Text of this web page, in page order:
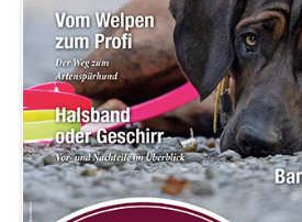
Downloads
Partner
Multimedia
Audios: BHV Podcast
Videos: Online-
BHV Service UG
BHV-Service UG
Hinweise zum
Hundetrainer